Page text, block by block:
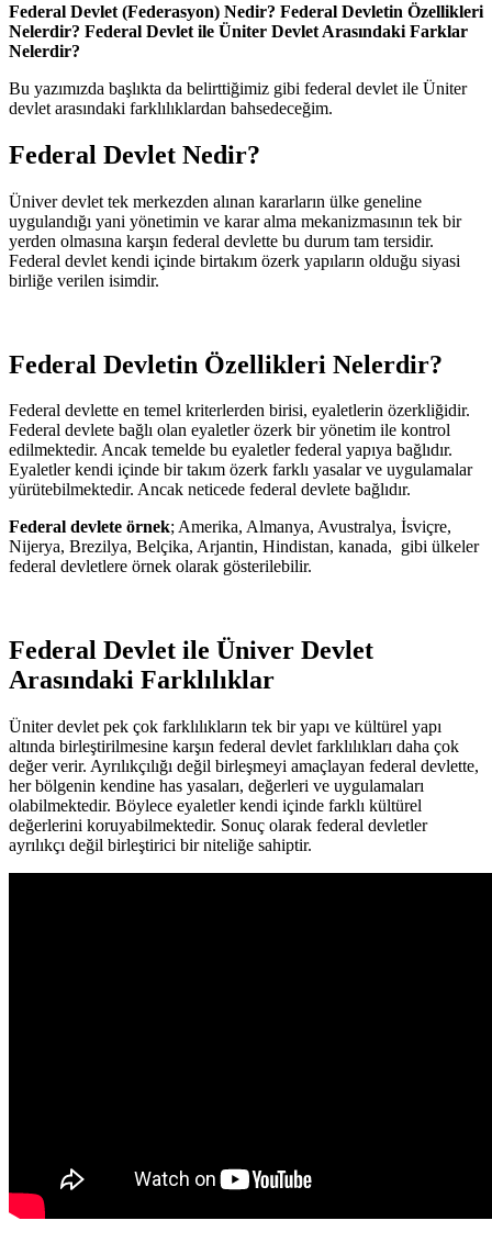
Federal Devlet (Federasyon) Nedir? Federal Devletin Özellikleri
Nelerdir? Federal Devlet ile Üniter Devlet Arasındaki Farklar
Nelerdir?
Bu yazımızda başlıkta da belirttiğimiz gibi federal devlet ile Üniter
devlet arasındaki farklılıklardan bahsedeceğim.
Federal Devlet Nedir?
Üniver devlet tek merkezden alınan kararların ülke geneline
uygulandığı yani yönetimin ve karar alma mekanizmasının tek bir
yerden olmasına karşın federal devlette bu durum tam tersidir.
Federal devlet kendi içinde birtakım özerk yapıların olduğu siyasi
birliğe verilen isimdir.
Federal Devletin Özellikleri Nelerdir?
Federal devlette en temel kriterlerden birisi, eyaletlerin özerkliğidir.
Federal devlete bağlı olan eyaletler özerk bir yönetim ile kontrol
edilmektedir. Ancak temelde bu eyaletler federal yapıya bağlıdır.
Eyaletler kendi içinde bir takım özerk farklı yasalar ve uygulamalar
yürütebilmektedir. Ancak neticede federal devlete bağlıdır.
Federal devlete örnek; Amerika, Almanya, Avustralya, İsviçre,
Nijerya, Brezilya, Belçika, Arjantin, Hindistan, kanada, gibi ülkeler
federal devletlere örnek olarak gösterilebilir.
Federal Devlet ile Üniver Devlet
Arasındaki Farklılıklar
Üniter devlet pek çok farklılıkların tek bir yapı ve kültürel yapı
altında birleştirilmesine karşın federal devlet farklılıkları daha çok
değer verir. Ayrılıkçılığı değil birleşmeyi amaçlayan federal devlette,
her bölgenin kendine has yasaları, değerleri ve uygulamaları
olabilmektedir. Böylece eyaletler kendi içinde farklı kültürel
değerlerini koruyabilmektedir. Sonuç olarak federal devletler
ayrılıkçı değil birleştirici bir niteliğe sahiptir.